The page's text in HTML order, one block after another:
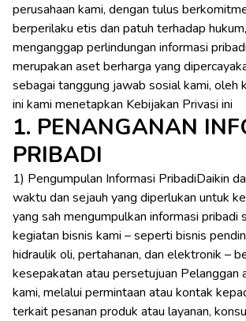
perusahaan kami, dengan tulus
berperilaku etis dan patuh terhadap
menganggap perlindungan informasi
merupakan aset berharga yang
sebagai tanggung jawab sosial kami, oleh
ini kami menetapkan Kebijakan Privasi ini
1. PENANGANAN
PRIBADI
1) Pengumpulan Informasi PribadiDaikin
waktu dan sejauh yang diperlukan untuk
yang sah mengumpulkan informasi pribadi
kegiatan bisnis kami – seperti bisnis
hidraulik oli, pertahanan, dan elektronik –
kesepakatan atau persetujuan Pelanggan
kami, melalui permintaan atau kontak
terkait pesanan produk atau layanan,